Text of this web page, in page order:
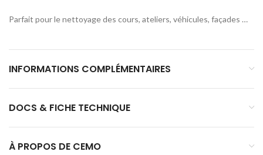
Parfait pour le nettoyage des cours, ateliers, véhicules, façades …
INFORMATIONS COMPLÉMENTAIRES
DOCS & FICHE TECHNIQUE
À PROPOS DE CEMO